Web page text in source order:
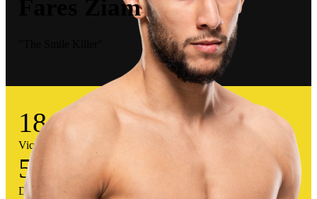
Fares Ziam
18
Victorias
5
Derrotas